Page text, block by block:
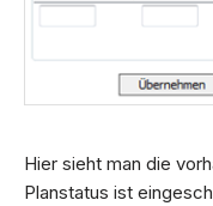
Hier sieht man die
Planstatus ist